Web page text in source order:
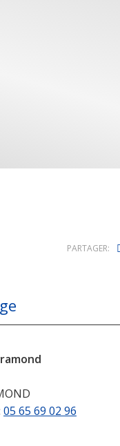
PARTAGER:
05 65 69 02 96